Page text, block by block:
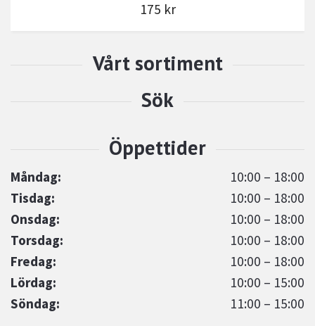
Måndag:
10:00 – 18:00
Tisdag:
10:00 – 18:00
Onsdag:
10:00 – 18:00
Torsdag:
10:00 – 18:00
Fredag:
10:00 – 18:00
Lördag:
10:00 – 15:00
Söndag:
11:00 – 15:00
175 kr